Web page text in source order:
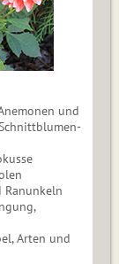
und
Arten und